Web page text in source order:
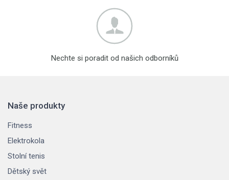
Nechte si poradit od našich odborníků
Naše produkty
Fitness
Elektrokola
Stolní tenis
Dětský svět